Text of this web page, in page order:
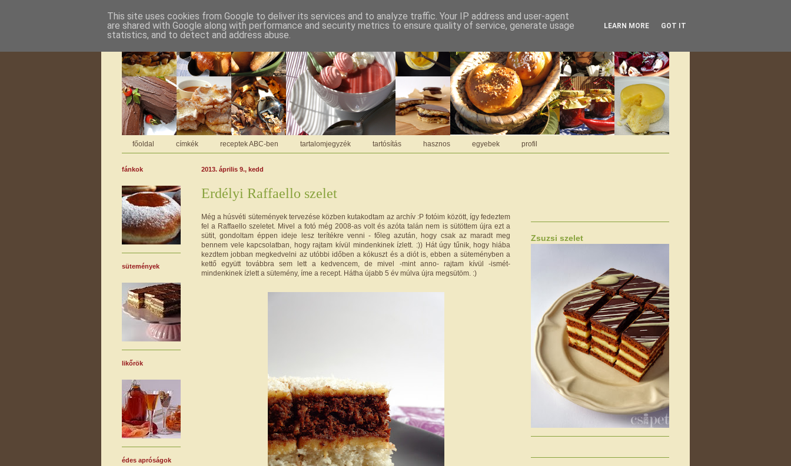
főoldal címkék receptek ABC-ben tartalomjegyzék tartósítás hasznos egyebek profil
2013. április 9., kedd
Erdélyi Raffaello szelet
Még a húsvéti sütemények tervezése közben kutakodtam az archív :P fotóim között, így fedeztem
fel a Raffaello szeletet. Mivel a fotó még 2008-as volt és azóta talán nem is sütöttem újra ezt a
sütit, gondoltam éppen ideje lesz terítékre venni - főleg azután, hogy csak az maradt meg
bennem vele kapcsolatban, hogy rajtam kívül mindenkinek ízlett. :)) Hát úgy tűnik, hogy hiába
kezdtem jobban megkedvelni az utóbbi időben a kókuszt és a diót is, ebben a süteményben a
kettő együtt továbbra sem lett a kedvencem, de mivel -mint anno- rajtam kívül -ismét-
mindenkinek ízlett a sütemény, íme a recept. Hátha újabb 5 év múlva újra megsütöm. :)
fánkok
sütemények
likőrök
édes apróságok
Zsuzsi szelet
This site uses cookies from Google to deliver its services and to analyze traffic. Your IP address and user-agent
are shared with Google along with performance and security metrics to ensure quality of service, generate usage
statistics, and to detect and address abuse.
LEARN MORE GOT IT